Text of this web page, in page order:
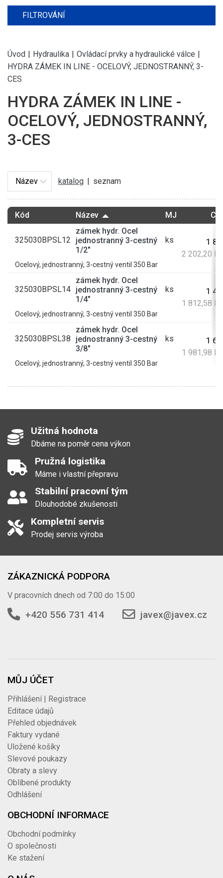
FILTROVÁNÍ
Úvod | Hydraulika | Ovládací prvky a hydraulické válce |
HYDRA ZÁMEK IN LINE - OCELOVÝ, JEDNOSTRANNÝ, 3-
CES
HYDRA ZÁMEK IN LINE -
OCELOVÝ, JEDNOSTRANNÝ,
3-CES
katalog seznam
Kód Název MJ
325030BPSL12
zámek hydr. Ocel
jednostranný 3-cestný
1/2"
ks
1
2 202,20
Ocelový, jednostranný, 3-cestný ventil 350 Bar
325030BPSL14
zámek hydr. Ocel
jednostranný 3-cestný
1/4"
ks
1
1 812,58
Ocelový, jednostranný, 3-cestný ventil 350 Bar
325030BPSL38
zámek hydr. Ocel
jednostranný 3-cestný
3/8"
ks
1
1 981,98
Ocelový, jednostranný, 3-cestný ventil 350 Bar
Užitná hodnota
Dbáme na poměr cena výkon
Pružná logistika
Máme i vlastní přepravu
Stabilní pracovní tým
Dlouhodobé zkušenosti
Kompletní servis
Prodej servis výroba
ZÁKAZNICKÁ PODPORA
V pracovních dnech od 7:00 do 15:00
+420 556 731 414 javex@javex.cz
MŮJ ÚČET
Přihlášení | Registrace
Editace údajů
Přehled objednávek
Faktury vydané
Uložené košíky
Slevové poukazy
Obraty a slevy
Oblíbené produkty
Odhlášení
OBCHODNÍ INFORMACE
Obchodní podmínky
O společnosti
Ke stažení